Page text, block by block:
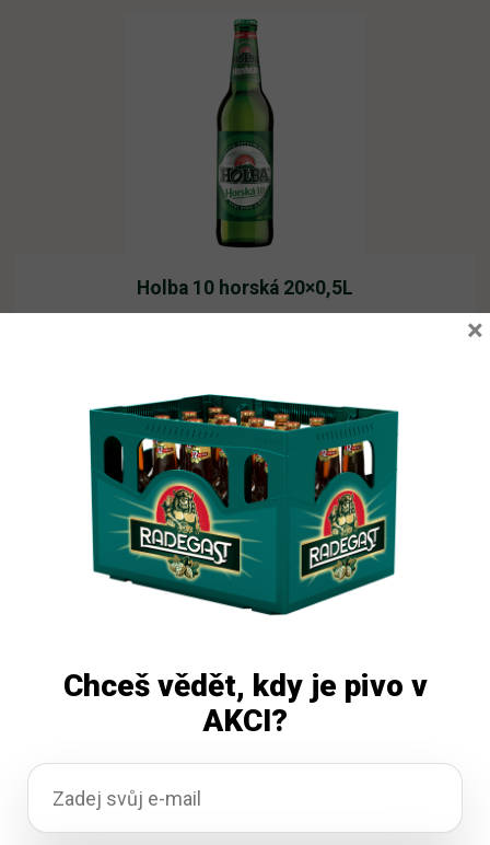
Holba 10 horská 20×0,5L
11,66
Čtěte více
Chceš vědět, kdy je pivo v
AKCI?
×